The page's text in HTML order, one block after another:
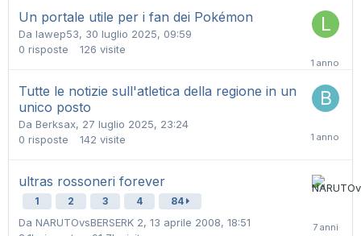
Un portale utile per i fan dei Pokémon
Da lawep53, 30 luglio 2025, 09:59
0 risposte 126 visite
Tutte le notizie sull'atletica della regione in un
unico posto
Da Berksax, 27 luglio 2025, 23:24
0 risposte 142 visite
ultras rossoneri forever
1 2 3 4 84
Da NARUTOvsBERSERK 2, 13 aprile 2008, 18:51